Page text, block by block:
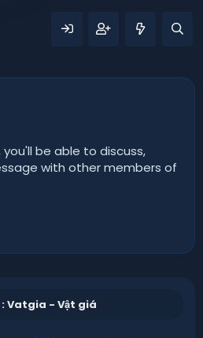
be able to discuss,
with other members of
: Vatgia - Vật giá